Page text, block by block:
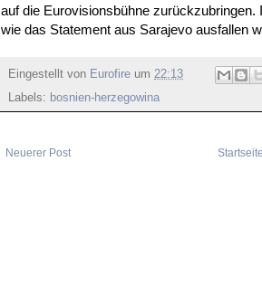
auf die Eurovisionsbühne
wie das Statement aus Sarajevo ausfallen
Eingestellt von Eurofire um 22:13
Labels: bosnien-herzegowina
Neuerer Post